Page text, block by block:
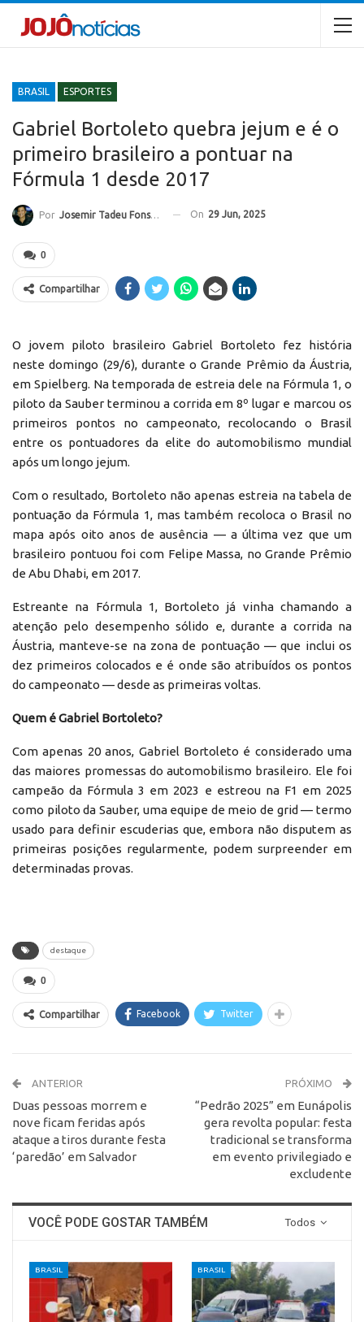
BRASIL ESPORTES
Gabriel Bortoleto quebra jejum e é o
primeiro brasileiro a pontuar na
Fórmula 1 desde 2017
Por Josemir Tadeu Fonseca On 29 Jun, 2025
0
Compartilhar
O jovem piloto brasileiro Gabriel Bortoleto fez história
neste domingo (29/6), durante o Grande Prêmio da Áustria,
em Spielberg. Na temporada de estreia dele na Fórmula 1, o
piloto da Sauber terminou a corrida em 8º lugar e marcou os
primeiros pontos no campeonato, recolocando o Brasil
entre os pontuadores da elite do automobilismo mundial
após um longo jejum.
Com o resultado, Bortoleto não apenas estreia na tabela de
pontuação da Fórmula 1, mas também recoloca o Brasil no
mapa após oito anos de ausência — a última vez que um
brasileiro pontuou foi com Felipe Massa, no Grande Prêmio
de Abu Dhabi, em 2017.
Estreante na Fórmula 1, Bortoleto já vinha chamando a
atenção pelo desempenho sólido e, durante a corrida na
Áustria, manteve-se na zona de pontuação — que inclui os
dez primeiros colocados e é onde são atribuídos os pontos
do campeonato — desde as primeiras voltas.
Quem é Gabriel Bortoleto?
Com apenas 20 anos, Gabriel Bortoleto é considerado uma
das maiores promessas do automobilismo brasileiro. Ele foi
campeão da Fórmula 3 em 2023 e estreou na F1 em 2025
como piloto da Sauber, uma equipe de meio de grid — termo
usado para definir escuderias que, embora não disputem as
primeiras posições regularmente, podem surpreender em
determinadas provas.
destaque
0
Compartilhar Facebook Twitter
ANTERIOR
Duas pessoas morrem e
nove ficam feridas após
ataque a tiros durante festa
‘paredão’ em Salvador
PRÓXIMO
“Pedrão 2025” em Eunápolis
gera revolta popular: festa
tradicional se transforma
em evento privilegiado e
excludente
Todos
VOCÊ PODE GOSTAR TAMBÉM
BRASIL BRASIL